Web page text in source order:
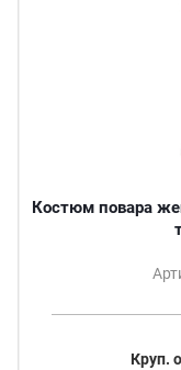
Костюм повара
Круп.